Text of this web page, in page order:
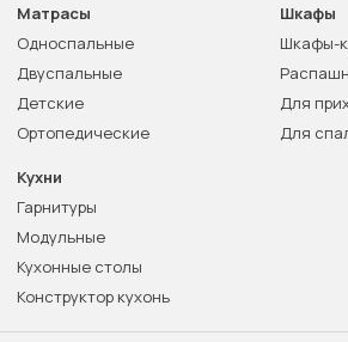
Матрасы
Односпальные
Двуспальные
Детские
Ортопедические
Шкафы
Шкафы-
Для
Для
Кухни
Гарнитуры
Модульные
Кухонные столы
Конструктор кухонь